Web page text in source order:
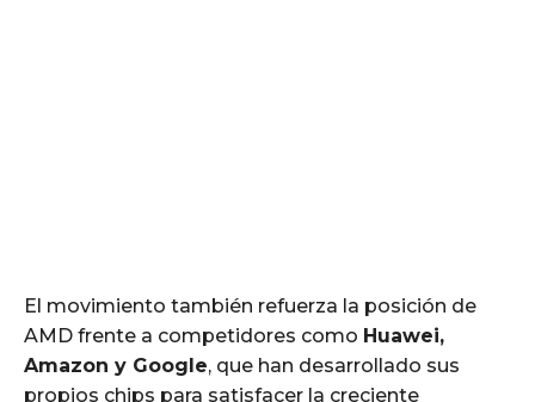
El movimiento también refuerza la posición de
AMD frente a competidores como Huawei,
Amazon y Google, que han desarrollado sus
propios chips para satisfacer la creciente